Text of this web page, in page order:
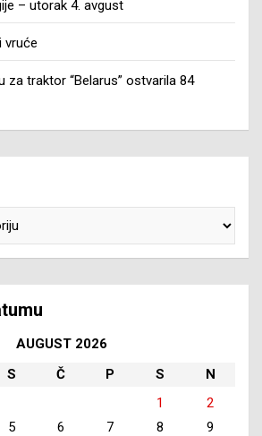
– utorak 4. avgust
vruće
za traktor “Belarus” ostvarila 84
AUGUST 2026
S Č P S
N
1
2
5 6 7 8
9